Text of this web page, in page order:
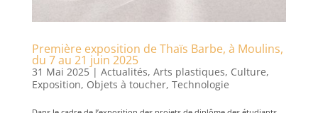
Première exposition de Thaïs Barbe, à Moulins,
du 7 au 21 juin 2025
31 Mai 2025| Actualités, Arts plastiques, Culture,
Exposition, Objets à toucher, Technologie